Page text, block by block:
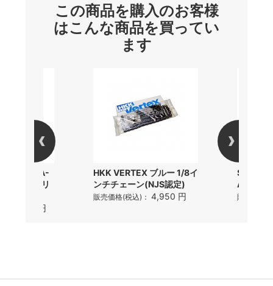
この商品を購入のお客様
はこんな商品を買ってい
ます
ノ) DURA-
チェーンリ
18,479 円
HKK VERTEX ブルー 1/8イ
ンチチェーン(NJS認定)
販売価格(税込)： 4,950 円
ACE
販売価格(